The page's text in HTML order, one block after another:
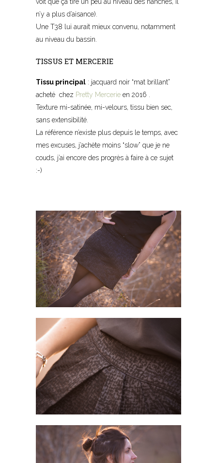
n’y a plus d’aisance).
Une T38 lui aurait mieux convenu, notamment
au niveau du bassin.
TISSUS ET MERCERIE
Tissu principal : jacquard noir “mat brillant”
acheté chez Pretty Mercerie en 2016 .
Texture mi-satinée, mi-velours, tissu bien sec,
sans extensibilité.
La référence n’existe plus depuis le temps, avec
mes excuses, j’achète moins “slow” que je ne
couds, j’ai encore des progrès à faire à ce sujet
:-)